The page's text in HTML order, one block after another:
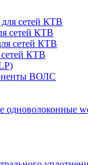
сетей КТВ
сетей КТВ
сетей КТВ
КТВ
ВОЛС
одноволоконные